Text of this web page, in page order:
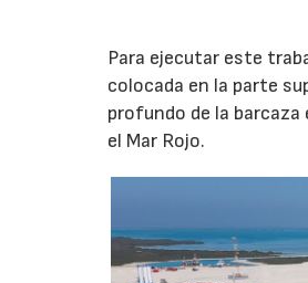
Para ejecutar este
colocada en la parte
profundo de la
el Mar Rojo.